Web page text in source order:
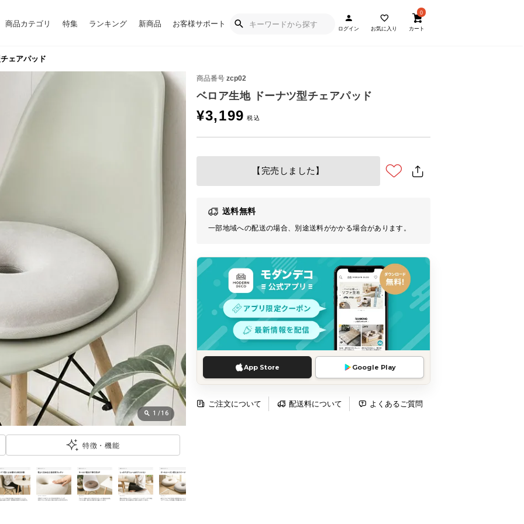
商品カテゴリ 特集 ランキング 新商品 お客様サポート
ログイン お気に入り
0
カート
ェアパッド
商品番号 zcp02
ベロア生地 ドーナツ型チェアパッド
¥3,199
【完売しました】
送料無料
一部地域への配送の場合、別途送料がかかる場合があります。
App Store Google Play
ご注文について 配送料について よくあるご質問
1 /16
特徴・機能